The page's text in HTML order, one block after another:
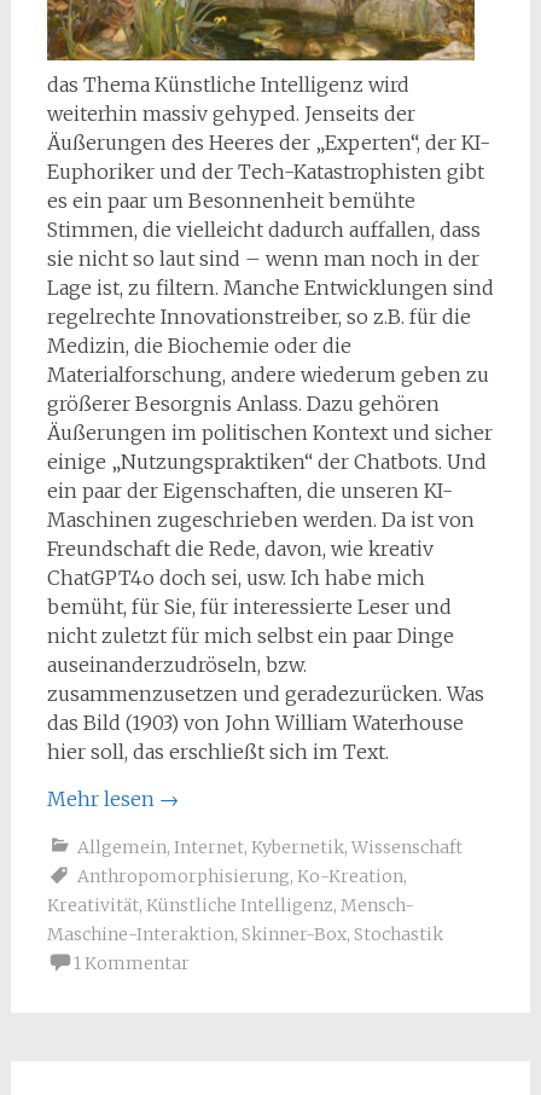
das Thema Künstliche Intelligenz wird
weiterhin massiv gehyped. Jenseits der
Äußerungen des Heeres der „Experten“, der KI-
Euphoriker und der Tech-Katastrophisten gibt
es ein paar um Besonnenheit bemühte
Stimmen, die vielleicht dadurch auffallen, dass
sie nicht so laut sind – wenn man noch in der
Lage ist, zu filtern. Manche Entwicklungen sind
regelrechte Innovationstreiber, so z.B. für die
Medizin, die Biochemie oder die
Materialforschung, andere wiederum geben zu
größerer Besorgnis Anlass. Dazu gehören
Äußerungen im politischen Kontext und sicher
einige „Nutzungspraktiken“ der Chatbots. Und
ein paar der Eigenschaften, die unseren KI-
Maschinen zugeschrieben werden. Da ist von
Freundschaft die Rede, davon, wie kreativ
ChatGPT4o doch sei, usw. Ich habe mich
bemüht, für Sie, für interessierte Leser und
nicht zuletzt für mich selbst ein paar Dinge
auseinanderzudröseln, bzw.
zusammenzusetzen und geradezurücken. Was
das Bild (1903) von John William Waterhouse
hier soll, das erschließt sich im Text.
Mehr lesen →
Allgemein, Internet, Kybernetik, Wissenschaft
Anthropomorphisierung, Ko-Kreation,
Kreativität, Künstliche Intelligenz, Mensch-
Maschine-Interaktion, Skinner-Box, Stochastik
1 Kommentar